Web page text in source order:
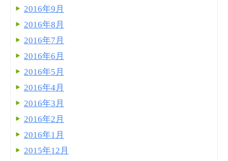
2016年9月
2016年8月
2016年7月
2016年6月
2016年5月
2016年4月
2016年3月
2016年2月
2016年1月
2015年12月